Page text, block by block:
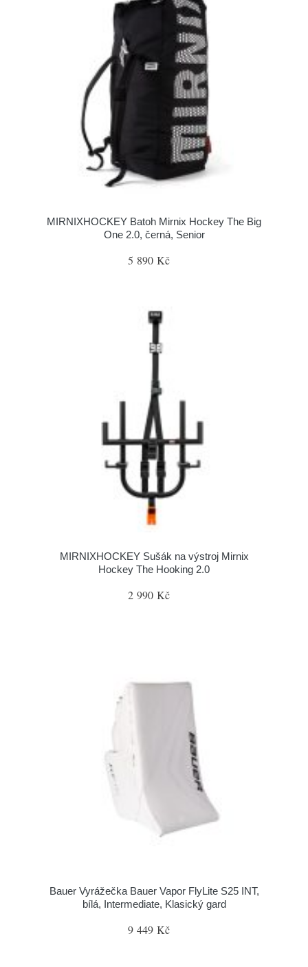
MIRNIXHOCKEY Batoh Mirnix Hockey The Big
One 2.0, černá, Senior
5 890 Kč
MIRNIXHOCKEY Sušák na výstroj Mirnix
Hockey The Hooking 2.0
2 990 Kč
Bauer Vyrážečka Bauer Vapor FlyLite S25 INT,
bílá, Intermediate, Klasický gard
9 449 Kč